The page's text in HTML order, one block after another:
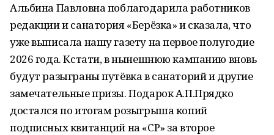
Альбина Павловна поблагодарила работников
редакции и санатория «Берёзка» и сказала, что
уже выписала нашу газету на первое полугодие
2026 года. Кстати, в нынешнюю кампанию вновь
будут разыграны путёвка в санаторий и другие
замечательные призы. Подарок А.П.Прядко
достался по итогам розыгрыша копий
подписных квитанций на «СР» за второе